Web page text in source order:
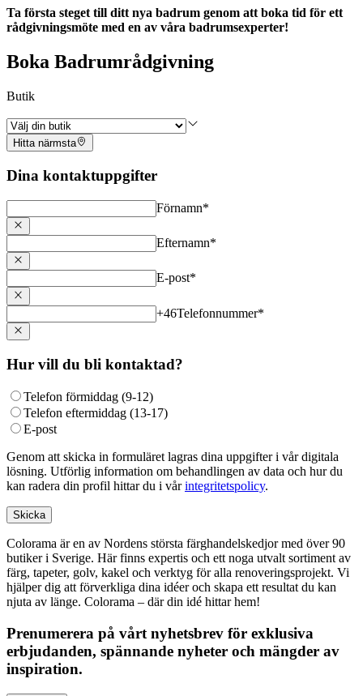
Ta första steget till ditt nya badrum genom att boka tid för ett
rådgivningsmöte med en av våra badrumsexperter!
Boka Badrumrådgivning
Butik
Hitta närmsta
Dina kontaktuppgifter
Förnamn*
Efternamn*
E-post*
+46Telefonnummer*
Hur vill du bli kontaktad?
Telefon förmiddag (9-12)
Telefon eftermiddag (13-17)
E-post
Genom att skicka in formuläret lagras dina uppgifter i vår digitala
lösning. Utförlig information om behandlingen av data och hur du
kan radera din profil hittar du i vårintegritetspolicy.
Skicka
Colorama är en av Nordens största färghandelskedjor med över 90
butiker i Sverige. Här finns expertis och ett noga utvalt sortiment av
färg, tapeter, golv, kakel och verktyg för alla renoveringsprojekt. Vi
hjälper dig att förverkliga dina idéer och skapa ett resultat du kan
njuta av länge. Colorama – där din idé hittar hem!
Prenumerera på vårt nyhetsbrev för exklusiva
erbjudanden, spännande nyheter och mängder av
inspiration.